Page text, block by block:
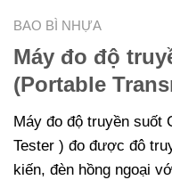
BAO BÌ NHỰA
Máy đo độ
(Portable
Máy đo độ truyền suốt
Tester ) đo được đô
kiến, đèn hồng ngoại